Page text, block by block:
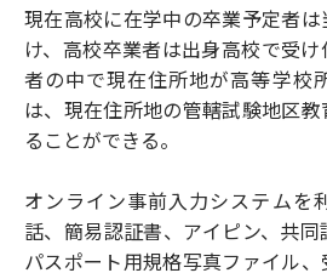
現在高校に在学中の卒業予定者
け、高校卒業者は出身高校で受
者の中で現在住所地が高等学校
は、現在住所地の管轄試験地区
ることができる。
オンライン事前入力システムを
話、簡易認証書、アイピン、共
パスポート用規格写真ファイル